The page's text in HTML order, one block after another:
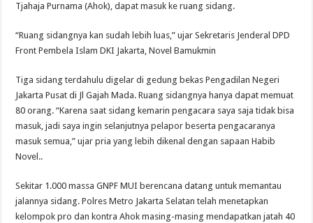
Tjahaja Purnama (Ahok), dapat masuk ke ruang sidang.
“Ruang sidangnya kan sudah lebih luas,” ujar Sekretaris Jenderal DPD
Front Pembela Islam DKI Jakarta, Novel Bamukmin
Tiga sidang terdahulu digelar di gedung bekas Pengadilan Negeri
Jakarta Pusat di Jl Gajah Mada. Ruang sidangnya hanya dapat memuat
80 orang. “Karena saat sidang kemarin pengacara saya saja tidak bisa
masuk, jadi saya ingin selanjutnya pelapor beserta pengacaranya
masuk semua,” ujar pria yang lebih dikenal dengan sapaan Habib
Novel..
Sekitar 1.000 massa GNPF MUI berencana datang untuk memantau
jalannya sidang. Polres Metro Jakarta Selatan telah menetapkan
kelompok pro dan kontra Ahok masing-masing mendapatkan jatah 40